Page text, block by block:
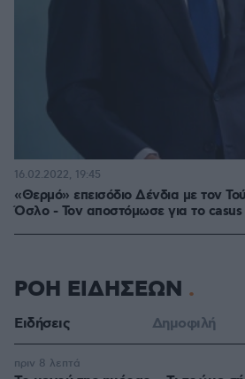
«Θερμό» επεισόδιο Δένδια με τον
Όσλο - Τον αποστόμωσε για το
16.02.2022, 19:45
ΡΟΗ ΕΙΔΗΣΕΩΝ
Ειδήσεις Δημοφιλή
πριν 8 λεπτά